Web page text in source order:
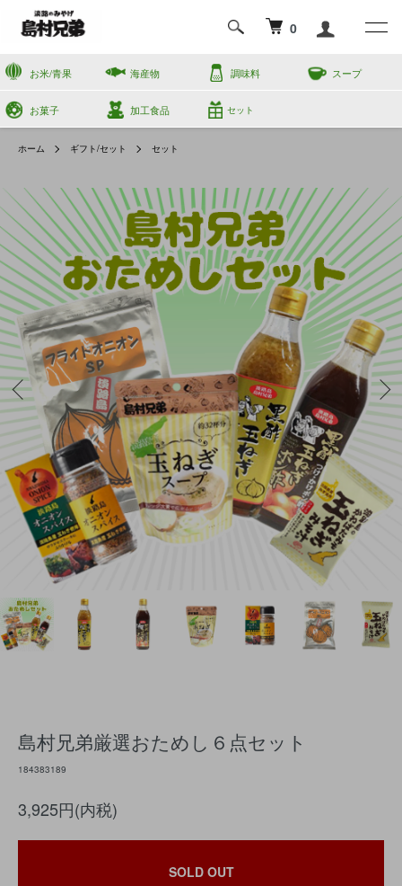
0
お米/青果 海産物 調味料 スープ
お菓子 加工食品 セット
ホーム ギフト/セット セット
島村兄弟厳選おためし６点セット
184383189
3,925円(内税)
SOLD OUT